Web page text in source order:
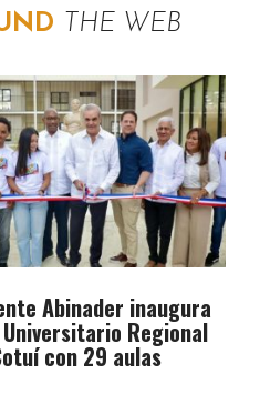
THE WEB
Abinader inaugura
Regional
con 29 aulas